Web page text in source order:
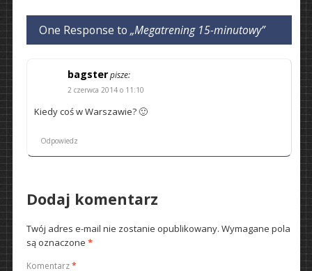
One Response to „Megatrening 15-minutowy”
bagster pisze:
2 czerwca 2014 o 11:10
Kiedy coś w Warszawie? 🙂
Odpowiedz
Dodaj komentarz
Twój adres e-mail nie zostanie opublikowany. Wymagane pola
są oznaczone *
Komentarz*